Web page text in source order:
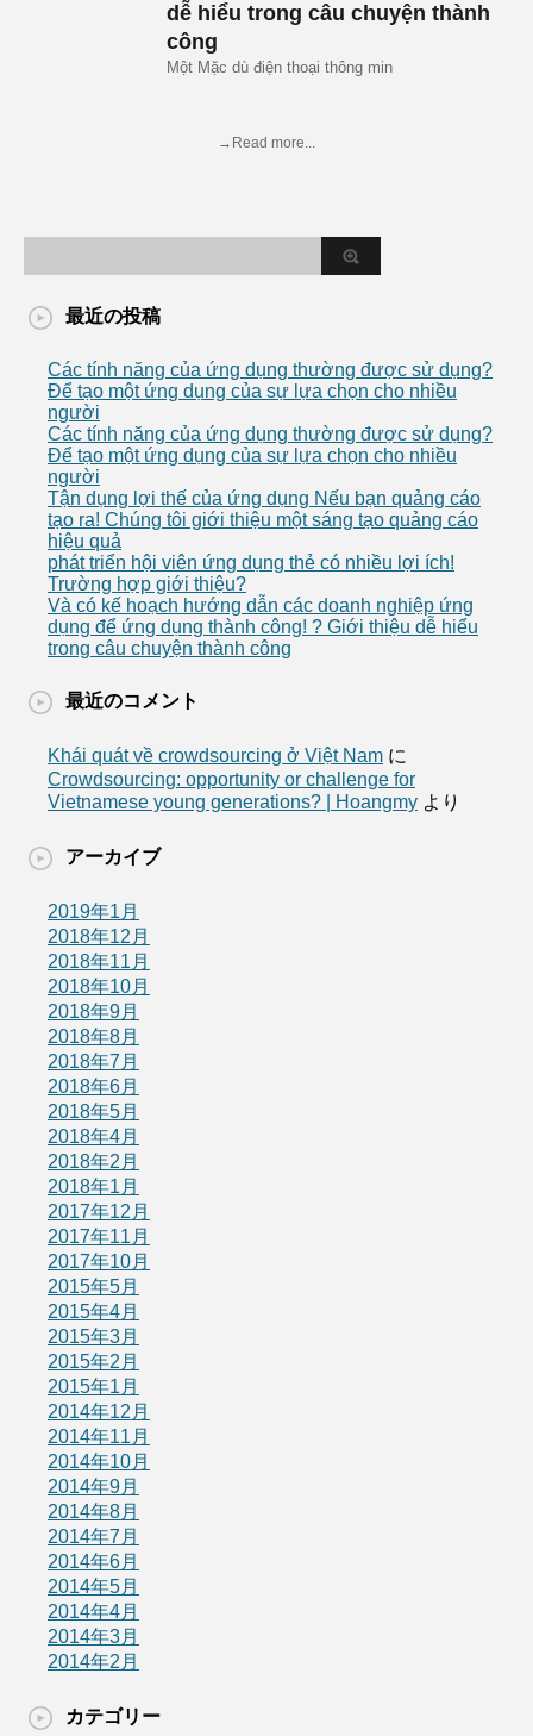
dễ hiểu trong câu chuyện thành
công
Một Mặc dù điện thoại thông min
→Read more...
最近の投稿
Các tính năng của ứng dụng thường được sử dụng?
Để tạo một ứng dụng của sự lựa chọn cho nhiều
người
Các tính năng của ứng dụng thường được sử dụng?
Để tạo một ứng dụng của sự lựa chọn cho nhiều
người
Tận dụng lợi thế của ứng dụng Nếu bạn quảng cáo
tạo ra! Chúng tôi giới thiệu một sáng tạo quảng cáo
hiệu quả
phát triển hội viên ứng dụng thẻ có nhiều lợi ích!
Trường hợp giới thiệu?
Và có kế hoạch hướng dẫn các doanh nghiệp ứng
dụng để ứng dụng thành công! ? Giới thiệu dễ hiểu
trong câu chuyện thành công
最近のコメント
Khái quát về crowdsourcing ở Việt Nam に
Crowdsourcing: opportunity or challenge for
Vietnamese young generations? | Hoangmy より
アーカイブ
2019年1月
2018年12月
2018年11月
2018年10月
2018年9月
2018年8月
2018年7月
2018年6月
2018年5月
2018年4月
2018年2月
2018年1月
2017年12月
2017年11月
2017年10月
2015年5月
2015年4月
2015年3月
2015年2月
2015年1月
2014年12月
2014年11月
2014年10月
2014年9月
2014年8月
2014年7月
2014年6月
2014年5月
2014年4月
2014年3月
2014年2月
カテゴリー